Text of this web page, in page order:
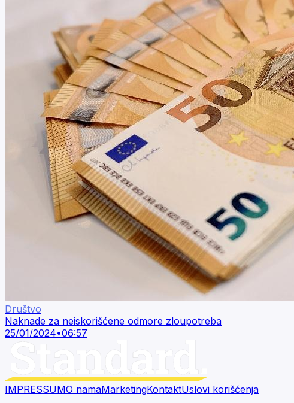
Društvo
Naknade za neiskorišćene odmore zloupotreba
25/01/2024•06:57
IMPRESSUMO namaMarketingKontaktUslovi korišćenja